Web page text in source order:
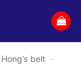
belt -